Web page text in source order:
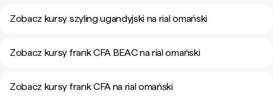
Zobacz kursy szyling ugandyjski na rial omański
Zobacz kursy frank CFA BEAC na rial omański
Zobacz kursy frank CFA na rial omański